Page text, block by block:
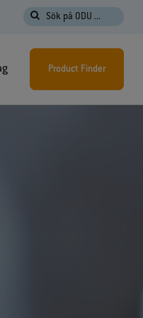
Sök på ODU ...
Product Finder